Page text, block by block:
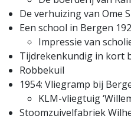
De verhuizing van Ome
Een school in Bergen
Impressie van
Tijdrekenkundig in kort
Robbekuil
1954: Vliegramp bij
KLM-vliegtuig
Stoomzuivelfabriek